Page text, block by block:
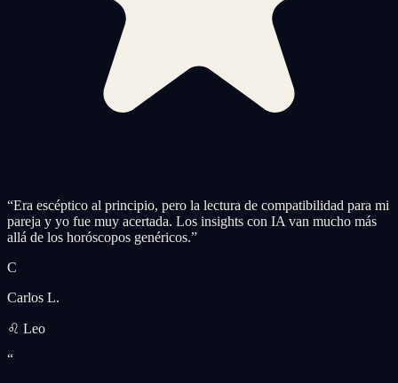
“Era escéptico al principio, pero la lectura de compatibilidad para mi
pareja y yo fue muy acertada. Los insights con IA van mucho más
allá de los horóscopos genéricos.”
C
Carlos L.
♌ Leo
“